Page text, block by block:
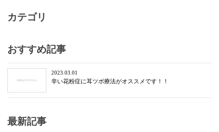
カテゴリ
おすすめ記事
2023.03.01
辛い花粉症に耳ツボ療法がオススメです！！
最新記事